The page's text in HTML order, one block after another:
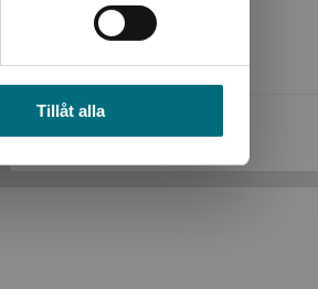
Tillåt alla
Upplaga:
Sidantal:
32
Köp- och leveransvillkor